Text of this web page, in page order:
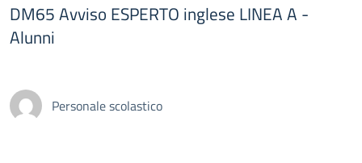
DM65 Avviso ESPERTO inglese LINEA A -
Alunni
Personale scolastico